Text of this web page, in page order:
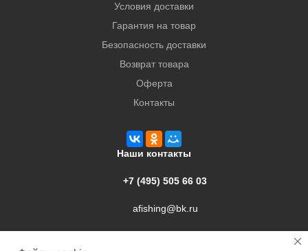
Условия доставки
Гарантия на товар
Безопасность доставки
Возврат товара
Оферта
Контакты
Наши контакты
+7 (495) 505 66 03
afishing@bk.ru